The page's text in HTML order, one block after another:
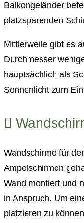
Balkongeländer
platzsparenden
Mittlerweile gibt es
Durchmesser
hauptsächlich als
Sonnenlicht zum
Wandschirme für
Ampelschirmen
Wand montiert und
in Anspruch. Um
platzieren zu